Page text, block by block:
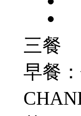
三餐
早餐